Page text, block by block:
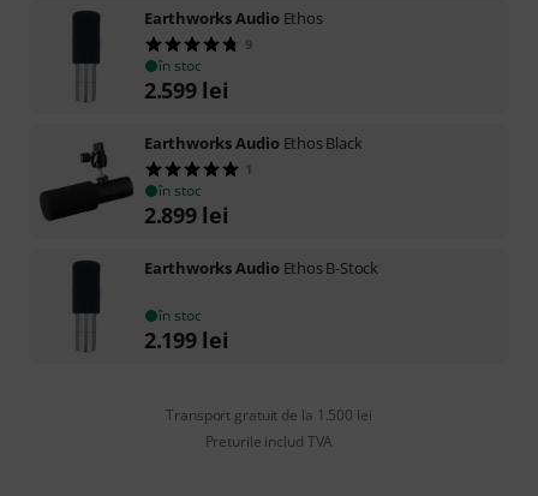
Earthworks Audio Ethos
9
în stoc
2.599 lei
Earthworks Audio Ethos Black
1
în stoc
2.899 lei
Earthworks Audio Ethos B-Stock
în stoc
2.199 lei
Transport gratuit de la 1.500 lei
Preturile includ TVA